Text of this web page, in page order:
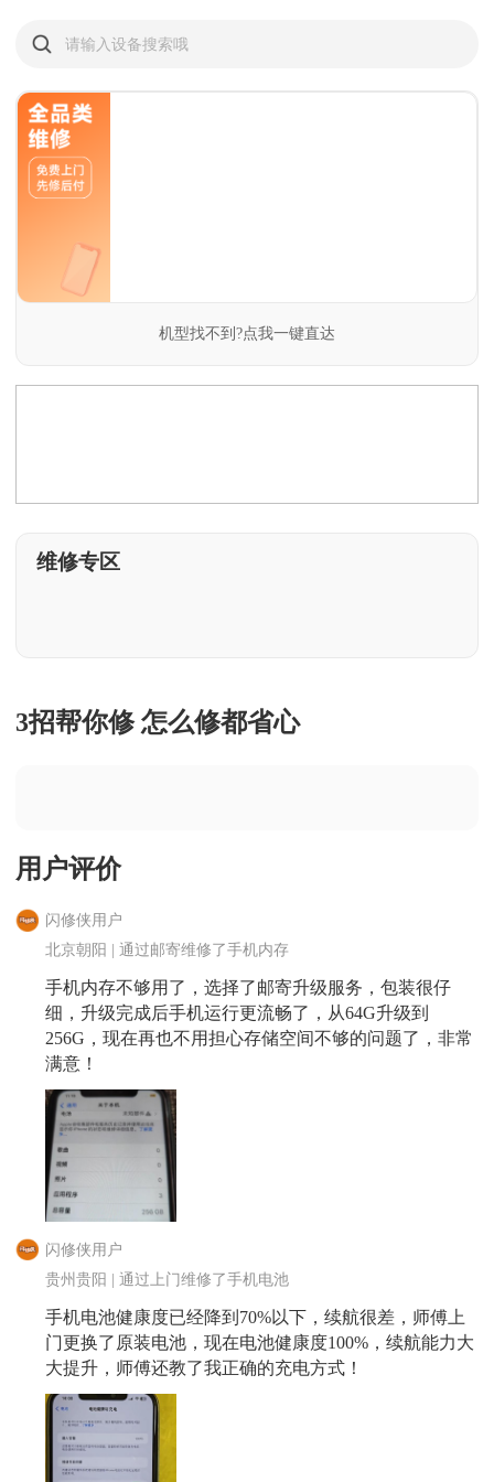
请输入设备搜索哦
机型找不到?点我一键直达
维修专区
3招帮你修 怎么修都省心
用户评价
闪修侠用户
上海黄浦 | 通过上门维修了手机屏幕
手机屏幕摔坏了，师傅当天就上门维修了，换屏技术很
闪修侠用户
北京朝阳 | 通过邮寄维修了手机内存
手机内存不够用了，选择了邮寄升级服务，包装很仔
细，升级完成后手机运行更流畅了，从64G升级到
256G，现在再也不用担心存储空间不够的问题了，非常
满意！
闪修侠用户
贵州贵阳 | 通过上门维修了手机电池
手机电池健康度已经降到70%以下，续航很差，师傅上
门更换了原装电池，现在电池健康度100%，续航能力大
大提升，师傅还教了我正确的充电方式！